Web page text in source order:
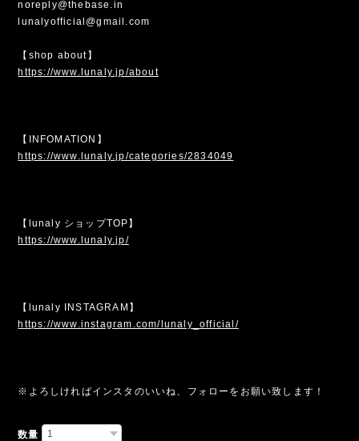
noreply@thebase.in
lunalyofficial@gmail.com
【shop about】
https://www.lunaly.jp/about
【INFOMATION】
https://www.lunaly.jp/categories/2834049
【lunaly ショップTOP】
https://www.lunaly.jp/
【lunaly INSTAGRAM】
https://www.instagram.com/lunaly_official/
※よろしければインスタのいいね、フォローをお願い致します！
数量